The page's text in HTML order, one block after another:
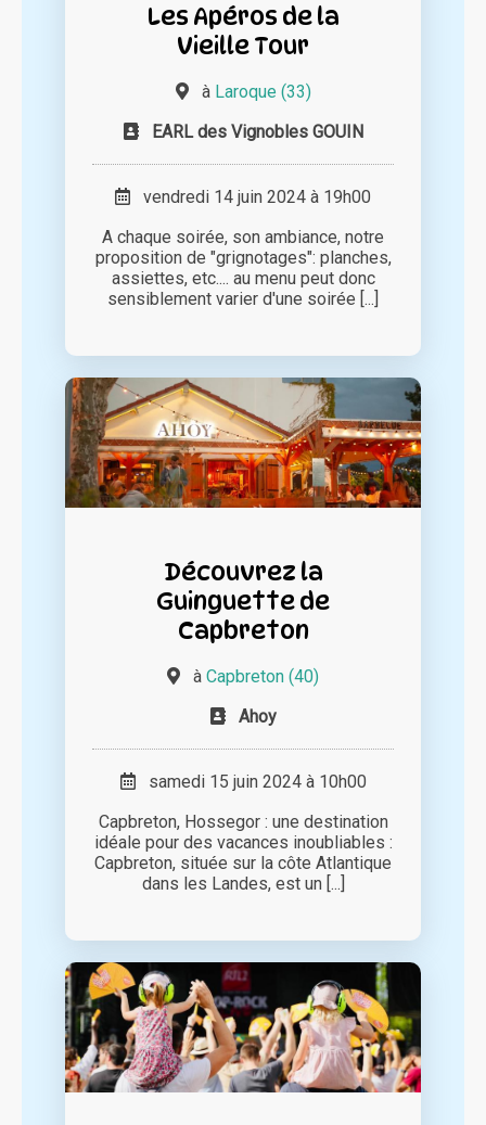
Les Apéros de la
Vieille Tour
à Laroque (33)
EARL des Vignobles GOUIN
vendredi 14 juin 2024 à 19h00
A chaque soirée, son ambiance, notre
proposition de "grignotages": planches,
assiettes, etc.... au menu peut donc
sensiblement varier d'une soirée [...]
Découvrez la
Guinguette de
Capbreton
à Capbreton (40)
Ahoy
samedi 15 juin 2024 à 10h00
Capbreton, Hossegor : une destination
idéale pour des vacances inoubliables :
Capbreton, située sur la côte Atlantique
dans les Landes, est un [...]